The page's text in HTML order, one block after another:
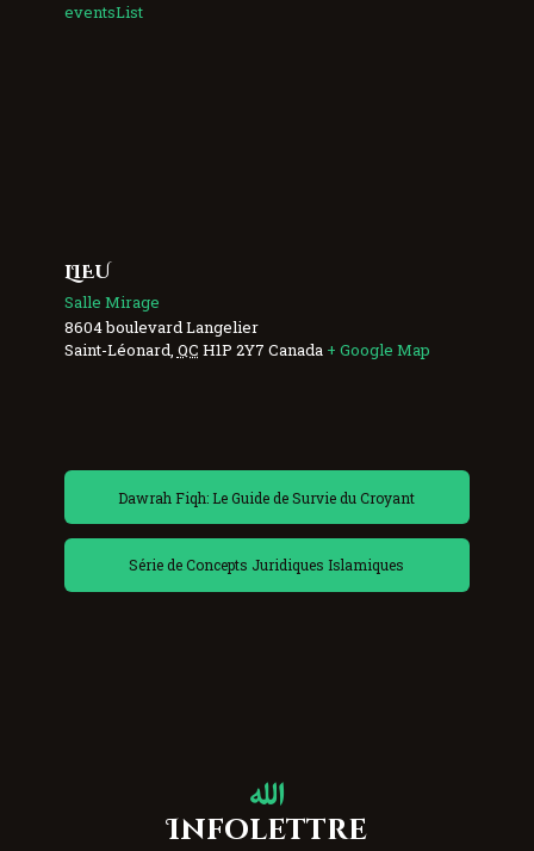
eventsList
LIEU
Salle Mirage
8604 boulevard Langelier
Saint-Léonard, QC H1P 2Y7 Canada + Google Map
Dawrah Fiqh: Le Guide de Survie du Croyant
Série de Concepts Juridiques Islamiques
Infolettre